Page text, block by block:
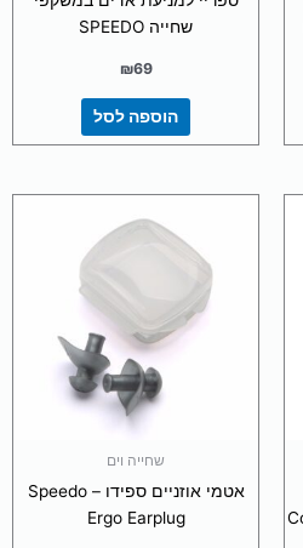
שחייה SPEEDO
₪69
הוספה לסל
שחייה וים
אטמי אוזניים ספידו – Speedo
Ergo Earplug